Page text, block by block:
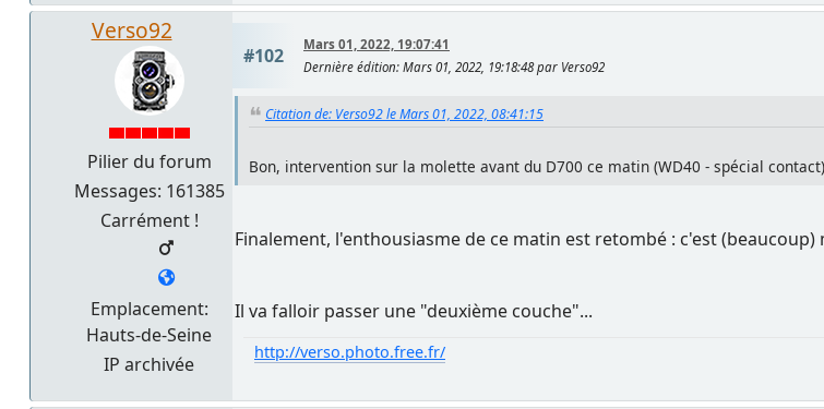
Verso92
Pilier du forum
Messages: 161385
Carrément !
Emplacement:
Hauts-de-Seine
IP archivée
#102
Mars 01, 2022, 19:07:41
Dernière édition: Mars 01, 2022, 19:18:48 par Verso92
Citation de: Verso92 le Mars 01, 2022, 08:41:15
Bon, intervention sur la molette avant du D700 ce matin (WD40 - spécial
Finalement, l'enthousiasme de ce matin est retombé : c'est
Il va falloir passer une "deuxième couche"...
http://verso.photo.free.fr/